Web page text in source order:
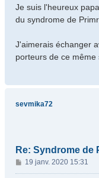
g
Je suis l'heureux
du syndrome de
J'aimerais échanger
porteurs de ce même
sevmika72
Re: Syndrome de
M
e
19 janv. 2020 15:31